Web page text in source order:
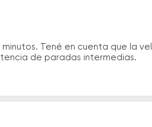
Tené en cuenta que la
de paradas intermedias.